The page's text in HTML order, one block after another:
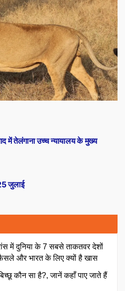
जुलाई
में तेलंगाना उच्च न्यायालय के मुख्य
में दुनिया के 7 सबसे ताकतवर देशों
और भारत के लिए क्यों है खास
कौन सा है?, जानें कहाँ पाए जाते हैं